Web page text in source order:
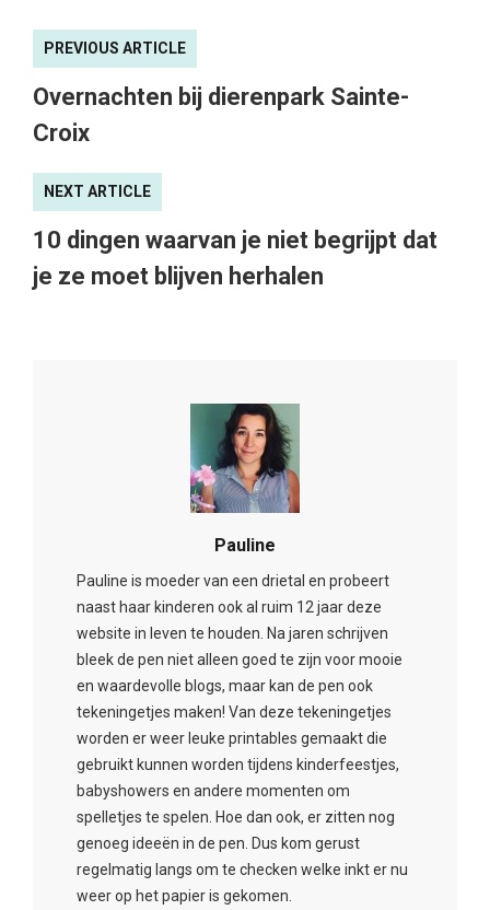
PREVIOUS ARTICLE
Overnachten bij dierenpark Sainte-
Croix
NEXT ARTICLE
10 dingen waarvan je niet begrijpt dat
je ze moet blijven herhalen
Pauline
Pauline is moeder van een drietal en probeert
naast haar kinderen ook al ruim 12 jaar deze
website in leven te houden. Na jaren schrijven
bleek de pen niet alleen goed te zijn voor mooie
en waardevolle blogs, maar kan de pen ook
tekeningetjes maken! Van deze tekeningetjes
worden er weer leuke printables gemaakt die
gebruikt kunnen worden tijdens kinderfeestjes,
babyshowers en andere momenten om
spelletjes te spelen. Hoe dan ook, er zitten nog
genoeg ideeën in de pen. Dus kom gerust
regelmatig langs om te checken welke inkt er nu
weer op het papier is gekomen.